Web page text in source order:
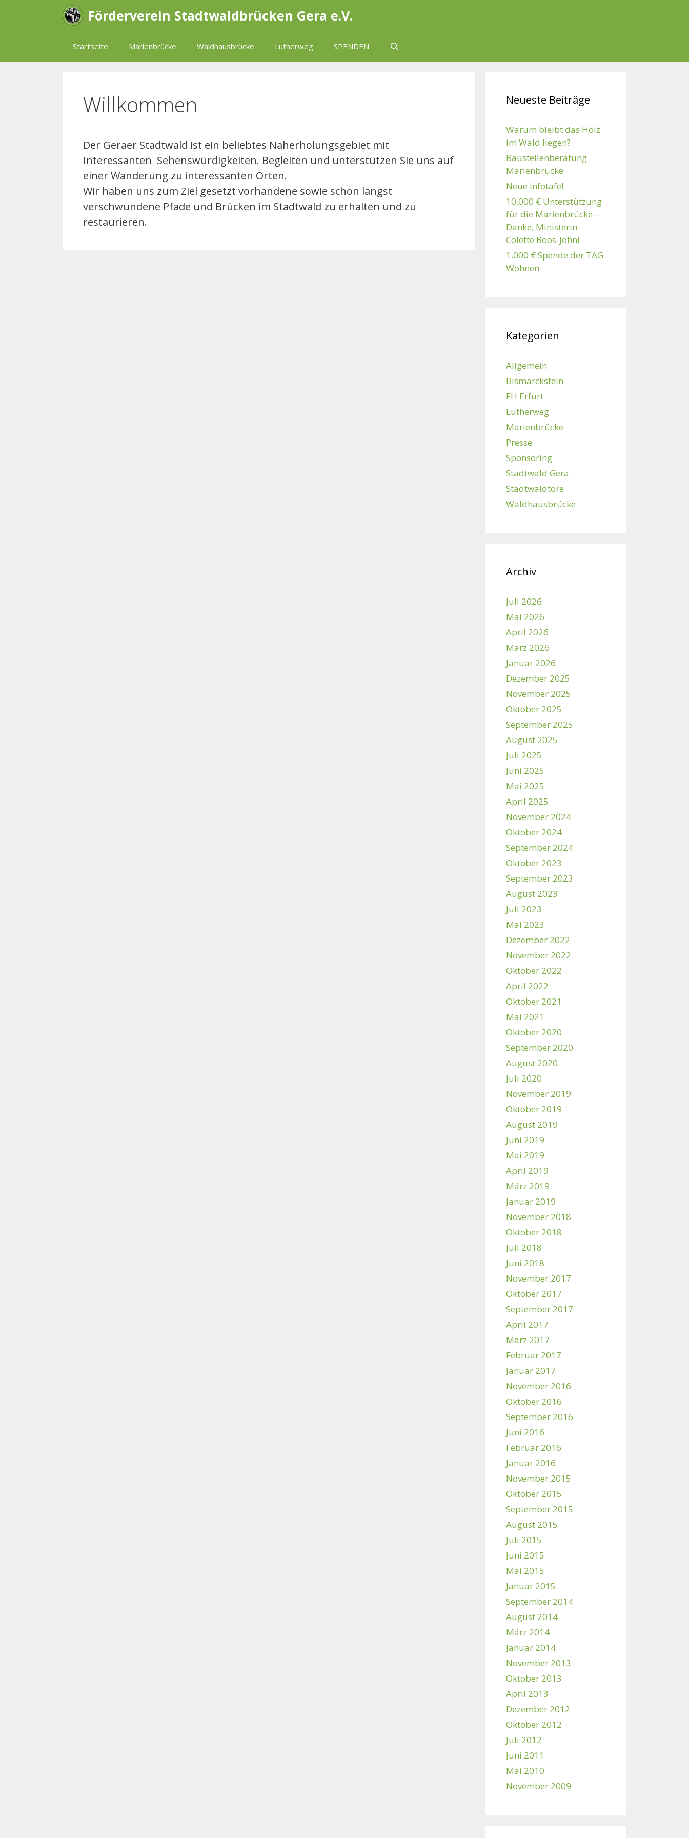
Förderverein Stadtwaldbrücken Gera e.V.
Startseite Marienbrücke Waldhausbrücke Lutherweg SPENDEN
Willkommen
Der Geraer Stadtwald ist ein beliebtes Naherholungsgebiet mit
Interessanten Sehenswürdigkeiten. Begleiten und unterstützen Sie uns auf
einer Wanderung zu interessanten Orten.
Wir haben uns zum Ziel gesetzt vorhandene sowie schon längst
verschwundene Pfade und Brücken im Stadtwald zu erhalten und zu
restaurieren.
Neueste Beiträge
Warum bleibt das Holz
im Wald liegen?
Baustellenberatung
Marienbrücke
Neue Infotafel
10.000 € Unterstützung
für die Marienbrücke –
Danke, Ministerin
Colette Boos-John!
1.000 € Spende der TAG
Wohnen
Kategorien
Allgemein
Bismarckstein
FH Erfurt
Lutherweg
Marienbrücke
Presse
Sponsoring
Stadtwald Gera
Stadtwaldtore
Waldhausbrücke
Archiv
Juli 2026
Mai 2026
April 2026
März 2026
Januar 2026
Dezember 2025
November 2025
Oktober 2025
September 2025
August 2025
Juli 2025
Juni 2025
Mai 2025
April 2025
November 2024
Oktober 2024
September 2024
Oktober 2023
September 2023
August 2023
Juli 2023
Mai 2023
Dezember 2022
November 2022
Oktober 2022
April 2022
Oktober 2021
Mai 2021
Oktober 2020
September 2020
August 2020
Juli 2020
November 2019
Oktober 2019
August 2019
Juni 2019
Mai 2019
April 2019
März 2019
Januar 2019
November 2018
Oktober 2018
Juli 2018
Juni 2018
November 2017
Oktober 2017
September 2017
April 2017
März 2017
Februar 2017
Januar 2017
November 2016
Oktober 2016
September 2016
Juni 2016
Februar 2016
Januar 2016
November 2015
Oktober 2015
September 2015
August 2015
Juli 2015
Juni 2015
Mai 2015
Januar 2015
September 2014
August 2014
März 2014
Januar 2014
November 2013
Oktober 2013
April 2013
Dezember 2012
Oktober 2012
Juli 2012
Juni 2011
Mai 2010
November 2009